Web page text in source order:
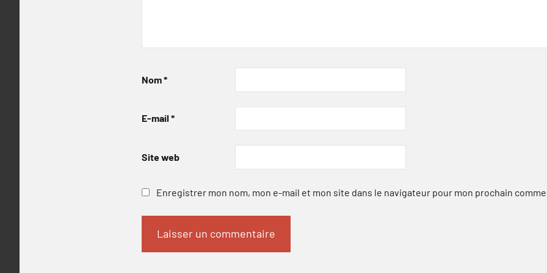
Nom*
E-mail *
Site web
Enregistrer mon nom, mon e-mail et mon site dans le navigateur pour mon prochain